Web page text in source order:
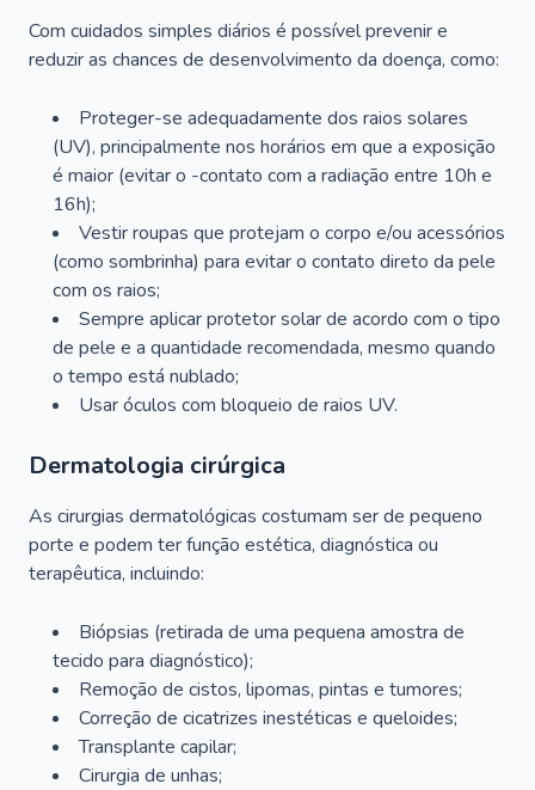
Com cuidados simples diários é possível prevenir e
reduzir as chances de desenvolvimento da doença, como:
Proteger-se adequadamente dos raios solares
(UV), principalmente nos horários em que a exposição
é maior (evitar o -contato com a radiação entre 10h e
16h);
Vestir roupas que protejam o corpo e/ou acessórios
(como sombrinha) para evitar o contato direto da pele
com os raios;
Sempre aplicar protetor solar de acordo com o tipo
de pele e a quantidade recomendada, mesmo quando
o tempo está nublado;
Usar óculos com bloqueio de raios UV.
Dermatologia cirúrgica
As cirurgias dermatológicas costumam ser de pequeno
porte e podem ter função estética, diagnóstica ou
terapêutica, incluindo:
Biópsias (retirada de uma pequena amostra de
tecido para diagnóstico);
Remoção de cistos, lipomas, pintas e tumores;
Correção de cicatrizes inestéticas e queloides;
Transplante capilar;
Cirurgia de unhas;